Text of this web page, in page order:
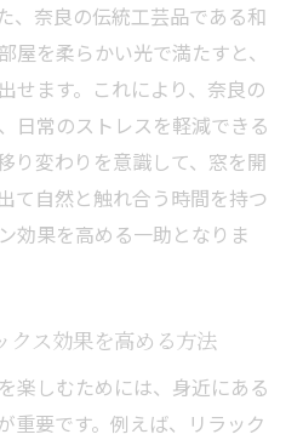
、奈良の伝統工芸品である和
を柔らかい光で満たすと、
せます。これにより、奈良の
日常のストレスを軽減できる
り変わりを意識して、窓を開
て自然と触れ合う時間を持つ
効果を高める一助となりま
クス効果を高める方法
楽しむためには、身近にある
重要です。例えば、リラック